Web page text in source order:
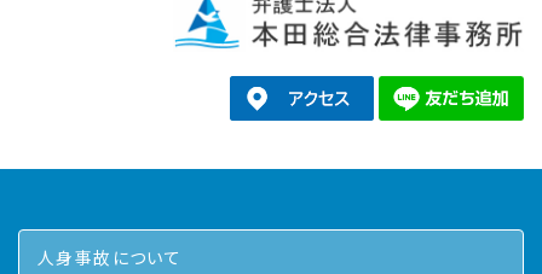
人身事故について